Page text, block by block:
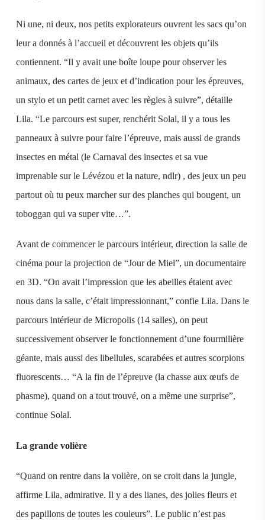
Ni une, ni deux, nos petits explorateurs ouvrent les sacs qu’on
leur a donnés à l’accueil et découvrent les objets qu’ils
contiennent. “Il y avait une boîte loupe pour observer les
animaux, des cartes de jeux et d’indication pour les épreuves,
un stylo et un petit carnet avec les règles à suivre”, détaille
Lila. “Le parcours est super, renchérit Solal, il y a tous les
panneaux à suivre pour faire l’épreuve, mais aussi de grands
insectes en métal (le Carnaval des insectes et sa vue
imprenable sur le Lévézou et la nature, ndlr) , des jeux un peu
partout où tu peux marcher sur des planches qui bougent, un
toboggan qui va super vite…”.
Avant de commencer le parcours intérieur, direction la salle de
cinéma pour la projection de “Jour de Miel”, un documentaire
en 3D. “On avait l’impression que les abeilles étaient avec
nous dans la salle, c’était impressionnant,” confie Lila. Dans le
parcours intérieur de Micropolis (14 salles), on peut
successivement observer le fonctionnement d’une fourmilière
géante, mais aussi des libellules, scarabées et autres scorpions
fluorescents… “A la fin de l’épreuve (la chasse aux œufs de
phasme), quand on a tout trouvé, on a même une surprise”,
continue Solal.
La grande volière
“Quand on rentre dans la volière, on se croit dans la jungle,
affirme Lila, admirative. Il y a des lianes, des jolies fleurs et
des papillons de toutes les couleurs”. Le public n’est pas